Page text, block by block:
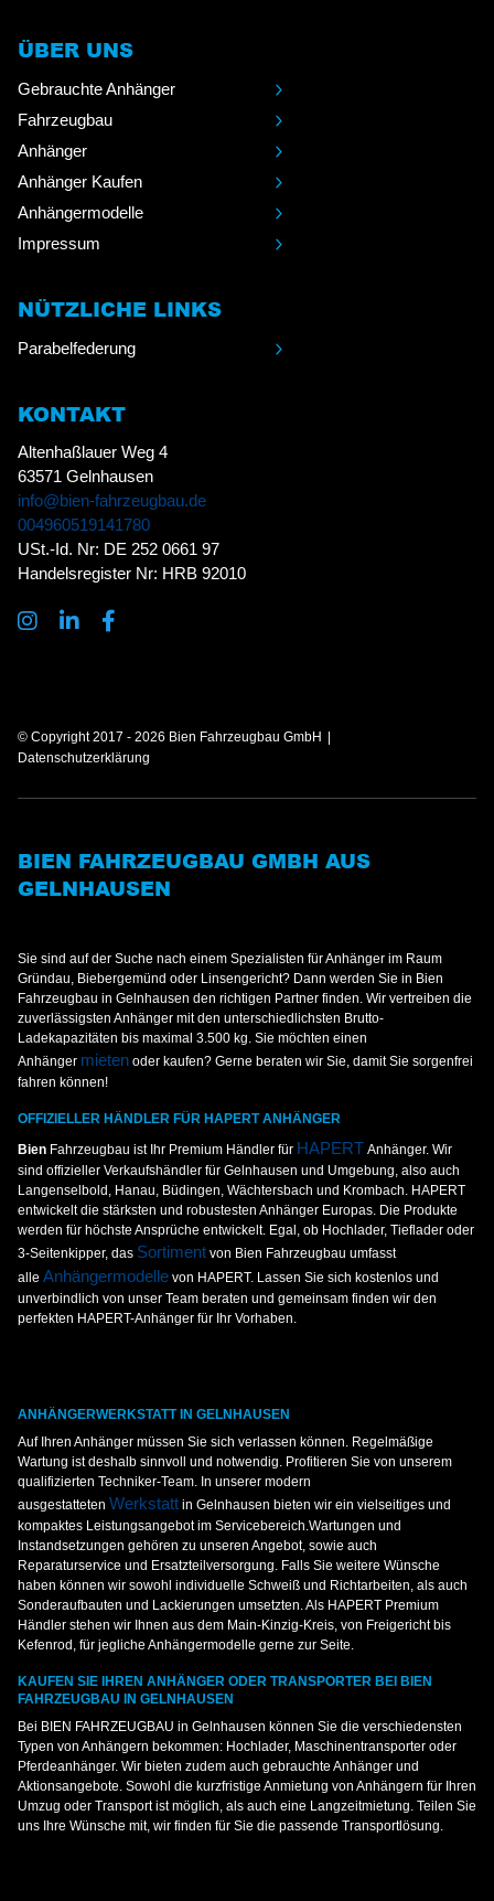
ÜBER UNS
Gebrauchte Anhänger
Fahrzeugbau
Anhänger
Anhänger Kaufen
Anhängermodelle
Impressum
NÜTZLICHE LINKS
Parabelfederung
KONTAKT
Altenhaßlauer Weg 4
63571 Gelnhausen
info@bien-fahrzeugbau.de
004960519141780
USt.-Id. Nr: DE 252 0661 97
Handelsregister Nr: HRB 92010
© Copyright 2017 - 2026 Bien Fahrzeugbau GmbH
Datenschutzerklärung
BIEN FAHRZEUGBAU GMBH AUS
GELNHAUSEN
Sie sind auf der Suche nach einem Spezialisten für Anhänger im Raum
Gründau, Biebergemünd oder Linsengericht? Dann werden Sie in Bien
Fahrzeugbau in Gelnhausen den richtigen Partner finden. Wir vertreiben die
zuverlässigsten Anhänger mit den unterschiedlichsten Brutto-
Ladekapazitäten bis maximal 3.500 kg. Sie möchten einen
Anhänger mieten oder kaufen? Gerne beraten wir Sie, damit Sie sorgenfrei
fahren können!
OFFIZIELLER HÄNDLER FÜR HAPERT ANHÄNGER
Bien Fahrzeugbau ist Ihr Premium Händler für HAPERT Anhänger. Wir
sind offizieller Verkaufshändler für Gelnhausen und Umgebung, also auch
Langenselbold, Hanau, Büdingen, Wächtersbach und Krombach. HAPERT
entwickelt die stärksten und robustesten Anhänger Europas. Die Produkte
werden für höchste Ansprüche entwickelt. Egal, ob Hochlader, Tieflader oder
3-Seitenkipper, das Sortiment von Bien Fahrzeugbau umfasst
alle Anhängermodelle von HAPERT. Lassen Sie sich kostenlos und
unverbindlich von unser Team beraten und gemeinsam finden wir den
perfekten HAPERT-Anhänger für Ihr Vorhaben.
ANHÄNGERWERKSTATT IN GELNHAUSEN
Auf Ihren Anhänger müssen Sie sich verlassen können. Regelmäßige
Wartung ist deshalb sinnvoll und notwendig. Profitieren Sie von unserem
qualifizierten Techniker-Team. In unserer modern
ausgestatteten Werkstatt in Gelnhausen bieten wir ein vielseitiges und
kompaktes Leistungsangebot im Servicebereich.Wartungen und
Instandsetzungen gehören zu unseren Angebot, sowie auch
Reparaturservice und Ersatzteilversorgung. Falls Sie weitere Wünsche
haben können wir sowohl individuelle Schweiß und Richtarbeiten, als auch
Sonderaufbauten und Lackierungen umsetzten. Als HAPERT Premium
Händler stehen wir Ihnen aus dem Main-Kinzig-Kreis, von Freigericht bis
Kefenrod, für jegliche Anhängermodelle gerne zur Seite.
KAUFEN SIE IHREN ANHÄNGER ODER TRANSPORTER BEI BIEN
FAHRZEUGBAU IN GELNHAUSEN
Bei BIEN FAHRZEUGBAU in Gelnhausen können Sie die verschiedensten
Typen von Anhängern bekommen: Hochlader, Maschinentransporter oder
Pferdeanhänger. Wir bieten zudem auch gebrauchte Anhänger und
Aktionsangebote. Sowohl die kurzfristige Anmietung von Anhängern für Ihren
Umzug oder Transport ist möglich, als auch eine Langzeitmietung. Teilen Sie
uns Ihre Wünsche mit, wir finden für Sie die passende Transportlösung.